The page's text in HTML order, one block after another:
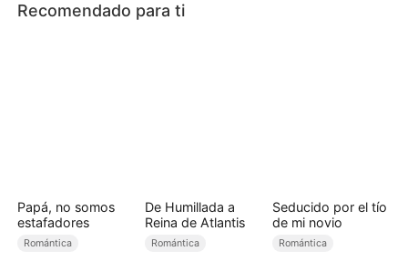
Recomendado para ti
Papá, no somos
estafadores
Romántica
De Humillada a
Reina de Atlantis
Romántica
Seducido por el tío
de mi novio
Romántica